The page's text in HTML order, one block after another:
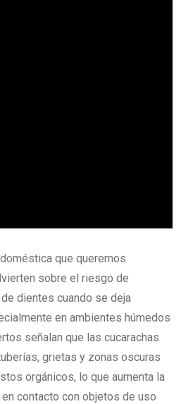
que queremos
sobre el riesgo de
dientes cuando se deja
en ambientes húmedos
señalan que las cucarachas
grietas y zonas oscuras
orgánicos, lo que aumenta la
contacto con objetos de uso